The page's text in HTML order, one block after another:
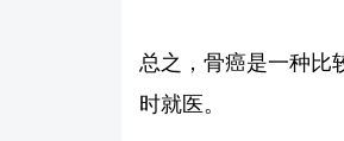
总之，骨癌是一种比
时就医。